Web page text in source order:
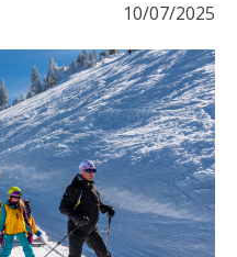
10/07/2025